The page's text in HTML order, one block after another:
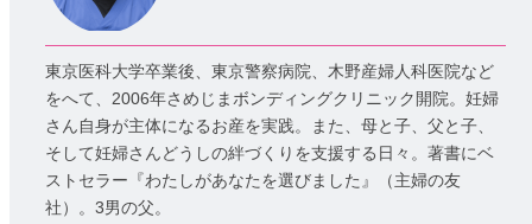
東京医科大学卒業後、東京警察病院、木野産婦人科医院など
をへて、2006年さめじまボンディングクリニック開院。妊婦
さん自身が主体になるお産を実践。また、母と子、父と子、
そして妊婦さんどうしの絆づくりを支援する日々。著書にベ
ストセラー『わたしがあなたを選びました』（主婦の友
社）。3男の父。